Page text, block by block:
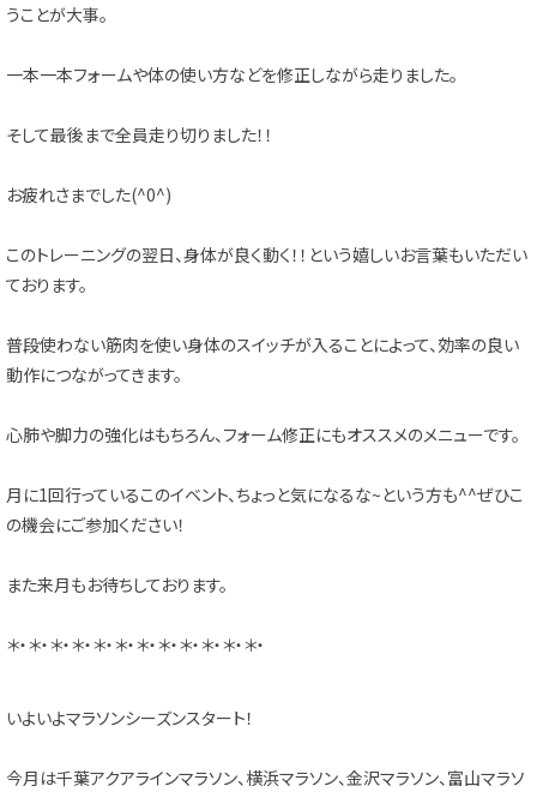
うことが大事。
一本一本フォームや体の使い方などを修正しながら走りました。
そして最後まで全員走り切りました！！
お疲れさまでした(^0^)
このトレーニングの翌日、身体が良く動く！！という嬉しいお言葉もいただい
ております。
普段使わない筋肉を使い身体のスイッチが入ることによって、効率の良い
動作につながってきます。
心肺や脚力の強化はもちろん、フォーム修正にもオススメのメニューです。
月に1回行っているこのイベント、ちょっと気になるな~という方も^^ぜひこ
の機会にご参加ください！
また来月もお待ちしております。
＊・＊・＊・＊・＊・＊・＊・＊・＊・＊・＊・＊・
いよいよマラソンシーズンスタート！
今月は千葉アクアラインマラソン、横浜マラソン、金沢マラソン、富山マラソ